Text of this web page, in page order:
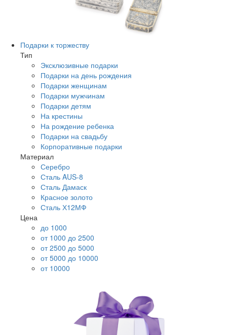
Подарки к торжеству
Тип
Эксклюзивные подарки
Подарки на день рождения
Подарки женщинам
Подарки мужчинам
Подарки детям
На крестины
На рождение ребенка
Подарки на свадьбу
Корпоративные подарки
Материал
Серебро
Сталь AUS-8
Сталь Дамаск
Красное золото
Сталь Х12МФ
Цена
до 1000
от 1000 до 2500
от 2500 до 5000
от 5000 до 10000
от 10000